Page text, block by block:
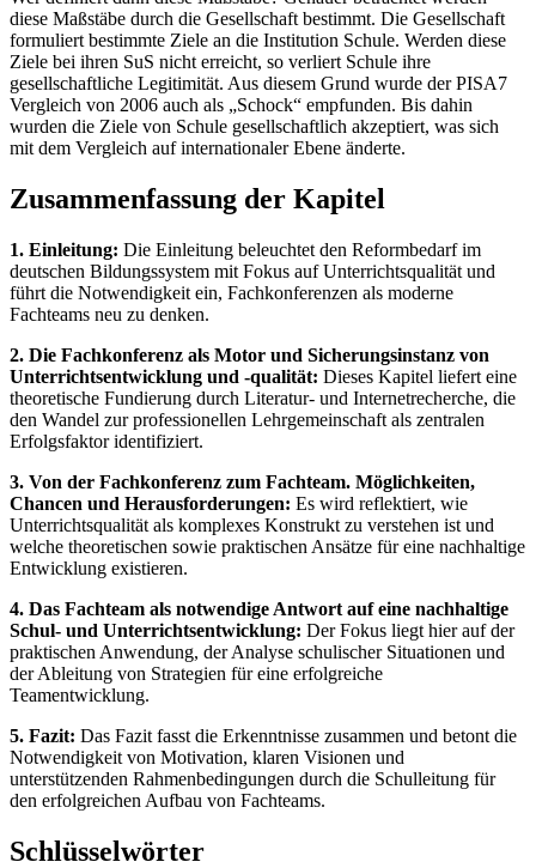
diese Maßstäbe durch die Gesellschaft bestimmt. Die Gesellschaft
formuliert bestimmte Ziele an die Institution Schule. Werden diese
Ziele bei ihren SuS nicht erreicht, so verliert Schule ihre
gesellschaftliche Legitimität. Aus diesem Grund wurde der PISA7
Vergleich von 2006 auch als „Schock“ empfunden. Bis dahin
wurden die Ziele von Schule gesellschaftlich akzeptiert, was sich
mit dem Vergleich auf internationaler Ebene änderte.
Zusammenfassung der Kapitel
1. Einleitung: Die Einleitung beleuchtet den Reformbedarf im
deutschen Bildungssystem mit Fokus auf Unterrichtsqualität und
führt die Notwendigkeit ein, Fachkonferenzen als moderne
Fachteams neu zu denken.
2. Die Fachkonferenz als Motor und Sicherungsinstanz von
Unterrichtsentwicklung und -qualität: Dieses Kapitel liefert eine
theoretische Fundierung durch Literatur- und Internetrecherche, die
den Wandel zur professionellen Lehrgemeinschaft als zentralen
Erfolgsfaktor identifiziert.
3. Von der Fachkonferenz zum Fachteam. Möglichkeiten,
Chancen und Herausforderungen: Es wird reflektiert, wie
Unterrichtsqualität als komplexes Konstrukt zu verstehen ist und
welche theoretischen sowie praktischen Ansätze für eine nachhaltige
Entwicklung existieren.
4. Das Fachteam als notwendige Antwort auf eine nachhaltige
Schul- und Unterrichtsentwicklung: Der Fokus liegt hier auf der
praktischen Anwendung, der Analyse schulischer Situationen und
der Ableitung von Strategien für eine erfolgreiche
Teamentwicklung.
5. Fazit: Das Fazit fasst die Erkenntnisse zusammen und betont die
Notwendigkeit von Motivation, klaren Visionen und
unterstützenden Rahmenbedingungen durch die Schulleitung für
den erfolgreichen Aufbau von Fachteams.
Schlüsselwörter